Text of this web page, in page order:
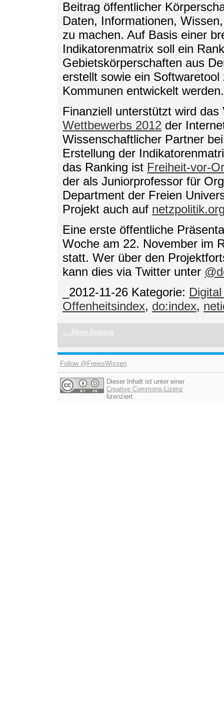
Beitrag öffentlicher
Daten, Informationen,
zu machen. Auf Basis einer
Indikatorenmatrix soll ein
Gebietskörperschaften aus
erstellt sowie ein
Kommunen entwickelt werden.
Finanziell unterstützt wird
Wettbewerbs 2012 der
Wissenschaftlicher Partner
Erstellung der
das Ranking ist Freiheit-vor-
der als Juniorprofessor für
Department der Freien
Projekt auch auf
Eine erste öffentliche
Woche am 22. November im
statt. Wer über den
kann dies via Twitter unter
_2012-11-26 Kategorie:
Offenheitsindex, do:index,
← Ältere Beiträge
Follow @FreiesWissen
Dieser Inhalt ist unter einer
Creative Commons-Lizenz
lizenziert.